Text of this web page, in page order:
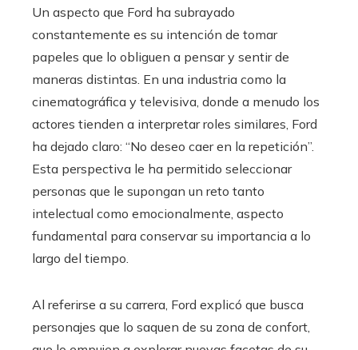
Un aspecto que Ford ha subrayado
constantemente es su intención de tomar
papeles que lo obliguen a pensar y sentir de
maneras distintas. En una industria como la
cinematográfica y televisiva, donde a menudo los
actores tienden a interpretar roles similares, Ford
ha dejado claro: “No deseo caer en la repetición”.
Esta perspectiva le ha permitido seleccionar
personas que le supongan un reto tanto
intelectual como emocionalmente, aspecto
fundamental para conservar su importancia a lo
largo del tiempo.
Al referirse a su carrera, Ford explicó que busca
personajes que lo saquen de su zona de confort,